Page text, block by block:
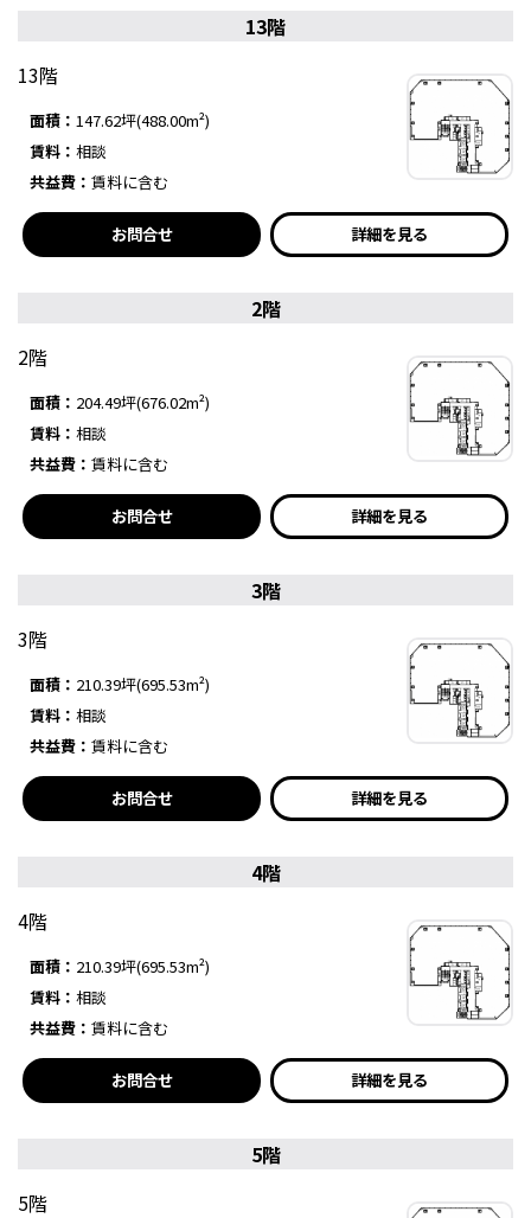
13階
13階
面積： 147.62坪(488.00m²)
賃料： 相談
共益費： 賃料に含む
お問合せ 詳細を見る
2階
2階
面積： 204.49坪(676.02m²)
賃料： 相談
共益費： 賃料に含む
お問合せ 詳細を見る
3階
3階
面積： 210.39坪(695.53m²)
賃料： 相談
共益費： 賃料に含む
お問合せ 詳細を見る
4階
4階
面積： 210.39坪(695.53m²)
賃料： 相談
共益費： 賃料に含む
お問合せ 詳細を見る
5階
5階